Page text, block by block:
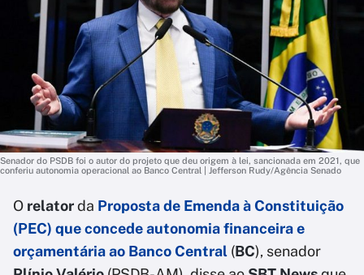
Senador do PSDB foi o autor do projeto que deu origem à lei, sancionada em 2021, que
conferiu autonomia operacional ao Banco Central | Jefferson Rudy/Agência Senado
O relatorda Proposta de Emenda à Constituição
(PEC) que concede autonomia financeira e
orçamentária ao Banco Central (BC), senador